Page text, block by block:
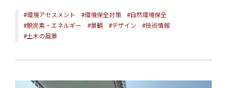
#環境アセスメント #環境保全対策
#自然環境保全
#脱炭素・エネルギー
#景観 #デザイン
#技術情報
#土木の風景